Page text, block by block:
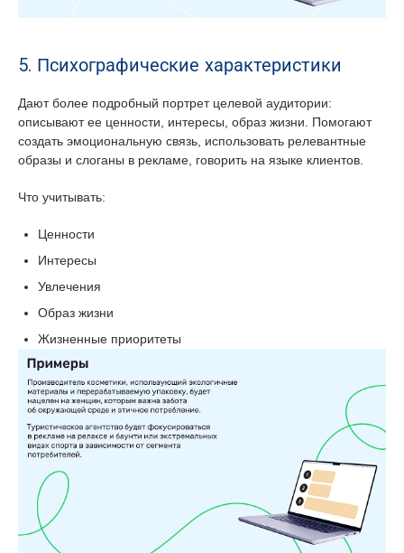
5. Психографические характеристики
Дают более подробный портрет целевой аудитории:
описывают ее ценности, интересы, образ жизни. Помогают
создать эмоциональную связь, использовать релевантные
образы и слоганы в рекламе, говорить на языке клиентов.
Что учитывать:
Ценности
Интересы
Увлечения
Образ жизни
Жизненные приоритеты